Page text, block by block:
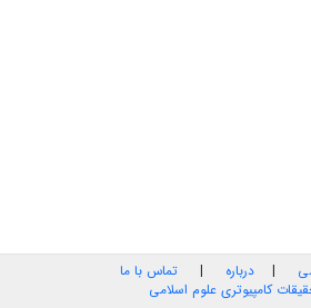
| درباره | تماس با ما
کامپیوتری علوم اسلامی